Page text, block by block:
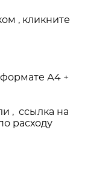
, кликните
А4 +
, ссылка на
расходу